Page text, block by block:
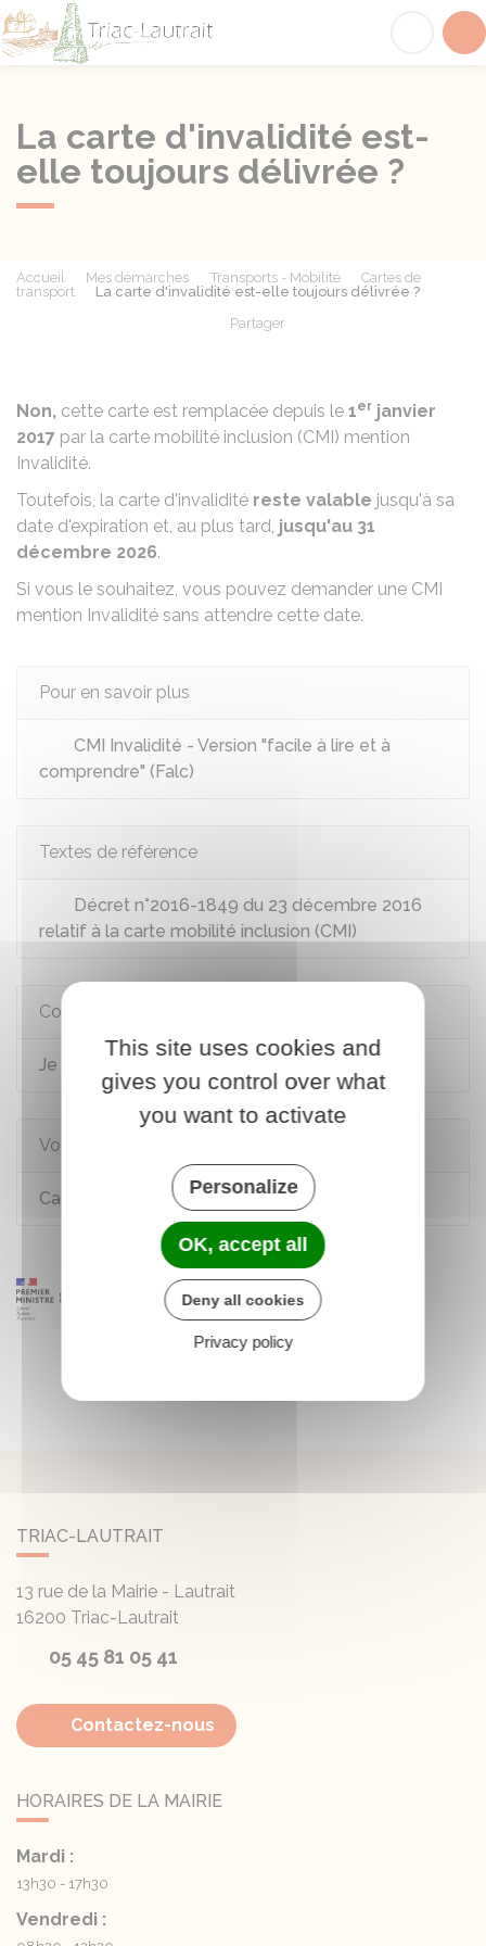
La carte d'invalidité est-
elle toujours délivrée ?
Accueil Mes démarches Transports - Mobilité
Cartes de
transport
La carte d'invalidité est-elle toujours délivrée ?
Partager
Non, cette carte est remplacée depuis le 1er janvier
2017 par la carte mobilité inclusion (CMI) mention
Invalidité.
Toutefois, la carte d'invalidité reste valable jusqu'à sa
date d'expiration et, au plus tard, jusqu'au 31
décembre 2026.
Si vous le souhaitez, vous pouvez demander une CMI
mention Invalidité sans attendre cette date.
Pour en savoir plus
CMI Invalidité - Version "facile à lire et à
comprendre" (Falc)
Textes de référence
Décret n°2016-1849 du 23 décembre 2016
relatif à la carte mobilité inclusion (CMI)
Comment faire si...
Je suis en situation de handicap
Voir aussi
Carte mobilité inclusion (CMI)
TRIAC-LAUTRAIT
13 rue de la Mairie - Lautrait
16200 Triac-Lautrait
05 45 81 05 41
Contactez-nous
HORAIRES DE LA MAIRIE
Mardi :
13h30 - 17h30
Vendredi :
This site uses cookies and
gives you control over what
you want to activate
Personalize
OK, accept all
Deny all cookies
Privacy policy